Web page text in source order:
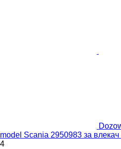
model Scania 2950983 за
4